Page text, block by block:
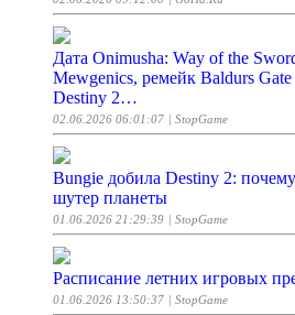
Дата Onimusha: Way of the
Mewgenics, ремейк Baldurs Gate
Destiny 2…
02.06.2026 06:01:07 | StopGame
Bungie добила Destiny 2:
шутер планеты
01.06.2026 21:29:39 | StopGame
Расписание летних игровых
01.06.2026 13:50:37 | StopGame